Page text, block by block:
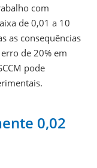
com
de 0,01 a 10
as consequências
de 20% em
pode
0,02